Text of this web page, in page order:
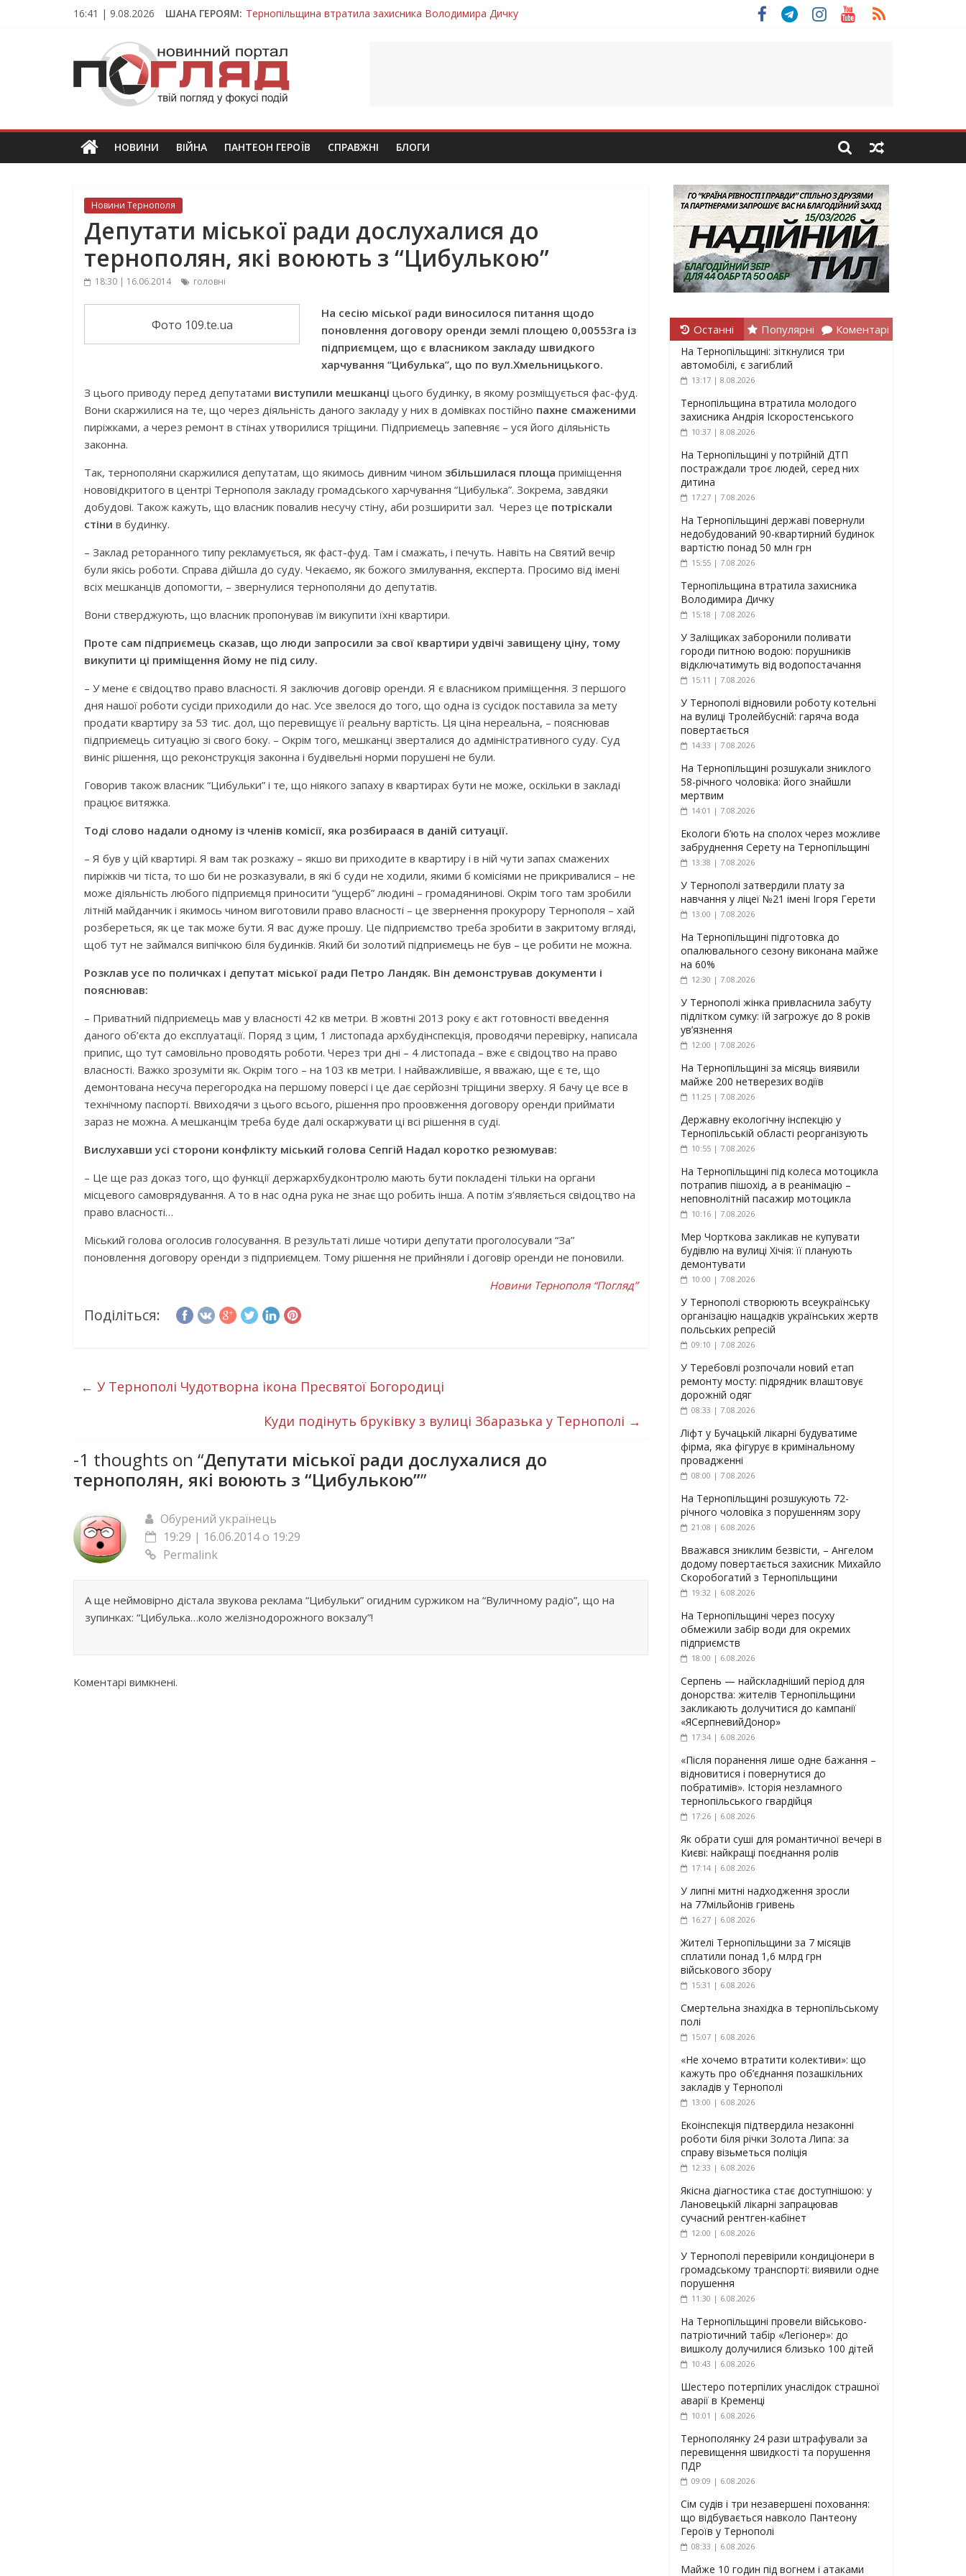
16:41 | 9.08.2026 ШАНА ГЕРОЯМ: Тернопільщина втратила захисника Володимира Дичку
На війні загинув молодий захисник Дмитро Березко з Тернопільщини
Тернопільщина втратила захисника Володимира Вельму
Тернопільщина втратила молодого захисника Андрія Іскоростенського
ПОГЛЯД
Новини
Тернополя.
новини
та
НОВИНИ ВІЙНА ПАНТЕОН ГЕРОЇВ СПРАВЖНІ БЛОГИ
Новини Тернополя
Депутати міської ради дослухалися до
тернополян, які воюють з “Цибулькою”
18:30 | 16.06.2014 головні
Фото 109.te.ua
На сесію міської ради виносилося питання щодо
поновлення договору оренди землі площею 0,00553га із
підприємцем, що є власником закладу швидкого
харчування “Цибулька”, що по вул.Хмельницького.
З цього приводу перед депутатами виступили мешканці цього будинку, в якому розміщується фас-фуд.
Вони скаржилися на те, що через діяльність даного закладу у них в домівках постійно пахне смаженими
пиріжками, а через ремонт в стінах утворилися тріщини. Підприємець запевняє – уся його діляьність
законна.
Так, тернополяни скаржилися депутатам, що якимось дивним чином збільшилася площа приміщення
нововідкритого в центрі Тернополя закладу громадського харчування “Цибулька”. Зокрема, завдяки
добудові. Також кажуть, що власник повалив несучу стіну, аби розширити зал. Через це потріскали
стіни в будинку.
– Заклад реторанного типу рекламується, як фаст-фуд. Там і смажать, і печуть. Навіть на Святий вечір
були якісь роботи. Справа дійшла до суду. Чекаємо, як божого змилування, експерта. Просимо від імені
всіх мешканців допомогти, – звернулися тернополяни до депутатів.
Вони стверджують, що власник пропонував їм викупити їхні квартири.
Проте сам підприємець сказав, що люди запросили за свої квартири удвічі завищену ціну, тому
викупити ці приміщення йому не під силу.
– У мене є свідоцтво право власності. Я заключив договір оренди. Я є власником приміщення. З першого
дня нашої роботи сусіди приходили до нас. Усе звелося до того, що одна із сусідок поставила за мету
продати квартиру за 53 тис. дол, що перевищує її реальну вартість. Ця ціна нереальна, – пояснював
підприємець ситуацію зі свого боку. – Окрім того, мешканці зверталися до адміністративного суду. Суд
виніс рішення, що реконструкція законна і будівельні норми порушені не були.
Говорив також власник “Цибульки” і те, що ніякого запаху в квартирах бути не може, оскільки в закладі
працює витяжка.
Тоді слово надали одному із членів комісії, яка розбираася в даній ситуації.
– Я був у цій квартирі. Я вам так розкажу – якшо ви приходите в квартиру і в ній чути запах смажених
пиріжків чи тіста, то шо би не розказували, в які б суди не ходили, якими б комісіями не прикривалися – не
може діяльність любого підприємця приносити “ущерб” людині – громадянинові. Окрім того там зробили
літній майданчик і якимось чином виготовили право власності – це звернення прокурору Тернополя – хай
розбереться, як це так може бути. Я вас дуже прошу. Це підприємство треба зробити в закритому вгляді,
щоб тут не займался випічкою біля будинків. Який би золотий підприємець не був – це робити не можна.
Розклав усе по поличках і депутат міської ради Петро Ландяк. Він демонстрував документи і
пояснював:
– Приватний підприємець мав у власності 42 кв метри. В жовтні 2013 року є акт готовності введення
даного об’єкта до експлуатації. Поряд з цим, 1 листопада архбудінспекція, проводячи перевірку, написала
припис, що тут самовільно проводять роботи. Через три дні – 4 листопада – вже є свідоцтво на право
власності. Важко зрозуміти як. Окрім того – на 103 кв метри. І найважливіше, я вважаю, ще є те, що
демонтована несуча перегородка на першому поверсі і це дає серйозні тріщини зверху. Я бачу це все в
технічному паспорті. Ввиходячи з цього всього, рішення про проовження договору оренди приймати
зараз не можна. А мешканцім треба буде далі оскаржувати ці всі рішення в суді.
Вислухавши усі сторони конфлікту міський голова Сепгій Надал коротко резюмував:
– Це ще раз доказ того, що функції держархбудконтролю мають бути покладені тільки на органи
місцевого самоврядування. А то в нас одна рука не знає що робить інша. А потім з’являється свідоцтво на
право власності…
Міський голова оголосив голосування. В результаті лише чотири депутати проголосували “За”
поновлення договору оренди з підприємцем. Тому рішення не прийняли і договір оренди не поновили.
Новини Тернополя “Погляд”
Поділіться:
← У Тернополі Чудотворна ікона Пресвятої Богородиці
Куди подінуть бруківку з вулиці Збаразька у Тернополі →
-1 thoughts on “Депутати міської ради дослухалися до
тернополян, які воюють з “Цибулькою””
Обурений українець
19:29 | 16.06.2014 о 19:29
Permalink
А ще неймовірно дістала звукова реклама “Цибульки” огидним суржиком на “Вуличному радіо”, що на
зупинках: “Цибулька…коло желізнодорожного вокзалу”!
Коментарі вимкнені.
Останні Популярні Коментарі
На Тернопільщині: зіткнулися три
автомобілі, є загиблий
13:17 | 8.08.2026
Тернопільщина втратила молодого
захисника Андрія Іскоростенського
10:37 | 8.08.2026
На Тернопільщині у потрійній ДТП
постраждали троє людей, серед них
дитина
17:27 | 7.08.2026
На Тернопільщині державі повернули
недобудований 90-квартирний будинок
вартістю понад 50 млн грн
15:55 | 7.08.2026
Тернопільщина втратила захисника
Володимира Дичку
15:18 | 7.08.2026
У Заліщиках заборонили поливати
городи питною водою: порушників
відключатимуть від водопостачання
15:11 | 7.08.2026
У Тернополі відновили роботу котельні
на вулиці Тролейбусній: гаряча вода
повертається
14:33 | 7.08.2026
На Тернопільщині розшукали зниклого
58-річного чоловіка: його знайшли
мертвим
14:01 | 7.08.2026
Екологи б’ють на сполох через можливе
забруднення Серету на Тернопільщині
13:38 | 7.08.2026
У Тернополі затвердили плату за
навчання у ліцеї №21 імені Ігоря Герети
13:00 | 7.08.2026
На Тернопільщині підготовка до
опалювального сезону виконана майже
на 60%
12:30 | 7.08.2026
У Тернополі жінка привласнила забуту
підлітком сумку: їй загрожує до 8 років
ув’язнення
12:00 | 7.08.2026
На Тернопільщині за місяць виявили
майже 200 нетверезих водіїв
11:25 | 7.08.2026
Державну екологічну інспекцію у
Тернопільській області реорганізують
10:55 | 7.08.2026
На Тернопільщині під колеса мотоцикла
потрапив пішохід, а в реанімацію –
неповнолітній пасажир мотоцикла
10:16 | 7.08.2026
Мер Чорткова закликав не купувати
будівлю на вулиці Хічія: її планують
демонтувати
10:00 | 7.08.2026
У Тернополі створюють всеукраїнську
організацію нащадків українських жертв
польських репресій
09:10 | 7.08.2026
У Теребовлі розпочали новий етап
ремонту мосту: підрядник влаштовує
дорожній одяг
08:33 | 7.08.2026
Ліфт у Бучацькій лікарні будуватиме
фірма, яка фігурує в кримінальному
провадженні
08:00 | 7.08.2026
На Тернопільщині розшукують 72-
річного чоловіка з порушенням зору
21:08 | 6.08.2026
Вважався зниклим безвісти, – Ангелом
додому повертається захисник Михайло
Скоробогатий з Тернопільщини
19:32 | 6.08.2026
На Тернопільщині через посуху
обмежили забір води для окремих
підприємств
18:00 | 6.08.2026
Серпень — найскладніший період для
донорства: жителів Тернопільщини
закликають долучитися до кампанії
«ЯСерпневийДонор»
17:34 | 6.08.2026
«Після поранення лише одне бажання –
відновитися і повернутися до
побратимів». Історія незламного
тернопільського гвардійця
17:26 | 6.08.2026
Як обрати суші для романтичної вечері в
Києві: найкращі поєднання ролів
17:14 | 6.08.2026
У липні митні надходження зросли
на 77мільйонів гривень
16:27 | 6.08.2026
Жителі Тернопільщини за 7 місяців
сплатили понад 1,6 млрд грн
військового збору
15:31 | 6.08.2026
Смертельна знахідка в тернопільському
полі
15:07 | 6.08.2026
«Не хочемо втратити колективи»: що
кажуть про об’єднання позашкільних
закладів у Тернополі
13:00 | 6.08.2026
Екоінспекція підтвердила незаконні
роботи біля річки Золота Липа: за
справу візьметься поліція
12:33 | 6.08.2026
Якісна діагностика стає доступнішою: у
Лановецькій лікарні запрацював
сучасний рентген-кабінет
12:00 | 6.08.2026
У Тернополі перевірили кондиціонери в
громадському транспорті: виявили одне
порушення
11:30 | 6.08.2026
На Тернопільщині провели військово-
патріотичний табір «Легіонер»: до
вишколу долучилися близько 100 дітей
10:43 | 6.08.2026
Шестеро потерпілих унаслідок страшної
аварії в Кременці
10:01 | 6.08.2026
Тернополянку 24 рази штрафували за
перевищення швидкості та порушення
ПДР
09:09 | 6.08.2026
Сім судів і три незавершені поховання:
що відбувається навколо Пантеону
Героїв у Тернополі
08:33 | 6.08.2026
Майже 10 годин під вогнем і атаками